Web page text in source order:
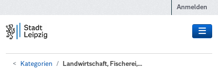
Anmelden
Kategorien Landwirtschaft, Fischerei,...